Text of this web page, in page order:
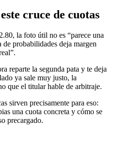
cruce de cuotas
la foto útil no es “parece una
probabilidades deja margen
reparte la segunda pata y te deja
ya sale muy justo, la
que el titular hable de arbitraje.
sirven precisamente para eso:
una cuota concreta y cómo se
precargado.